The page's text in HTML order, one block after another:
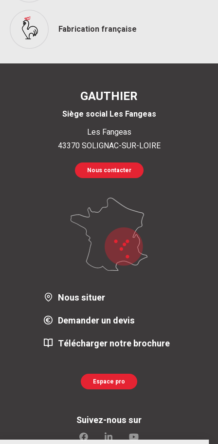
Fabrication française
GAUTHIER
Siège social Les Fangeas
Les Fangeas
43370SOLIGNAC-SUR-LOIRE
Nous contacter
Nous situer
Demander un devis
Télécharger notre brochure
Espace pro
Suivez-nous sur